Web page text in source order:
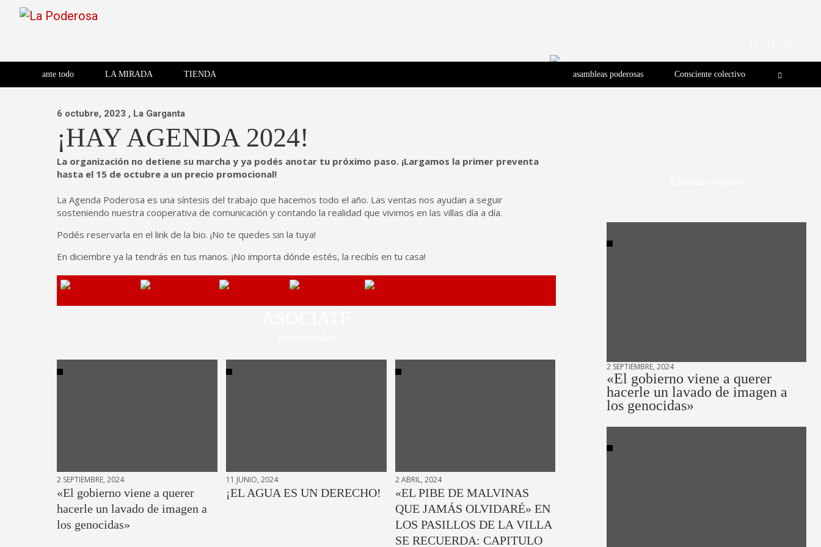
Saltar
La Poderosa
brazo literario del movimiento
La Poderosa
Revista de cultura villera, brazo literario del movimiento La Poderosa.
ante todo LA MIRADA TIENDA asambleas poderosas Consciente colectivo
6 octubre, 2023 , La Garganta
¡HAY AGENDA 2024!
La organización no detiene su marcha y ya podés anotar tu próximo paso. ¡Largamos la primer preventa
hasta el 15 de octubre a un precio promocional!
La Agenda Poderosa es una síntesis del trabajo que hacemos todo el año. Las ventas nos ayudan a seguir
sosteniendo nuestra cooperativa de comunicación y contando la realidad que vivimos en las villas día a día.
Podés reservarla en el link de la bio. ¡No te quedes sin la tuya!
En diciembre ya la tendrás en tus manos. ¡No importa dónde estés, la recibís en tu casa!
2 SEPTIEMBRE, 2024
«El gobierno viene a querer
hacerle un lavado de imagen a
los genocidas»
11 JUNIO, 2024
¡EL AGUA ES UN DERECHO!
2 ABRIL, 2024
«EL PIBE DE MALVINAS
QUE JAMÁS OLVIDARÉ» EN
LOS PASILLOS DE LA VILLA
SE RECUERDA: CAPITULO
2 SEPTIEMBRE, 2024
«El gobierno viene a querer
hacerle un lavado de imagen a
los genocidas»